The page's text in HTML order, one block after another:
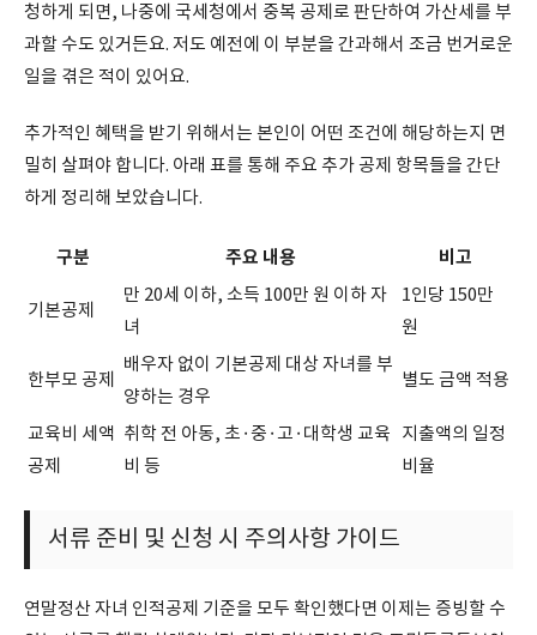
청하게 되면, 나중에 국세청에서 중복 공제로 판단하여 가산세를 부
과할 수도 있거든요. 저도 예전에 이 부분을 간과해서 조금 번거로운
일을 겪은 적이 있어요.
추가적인 혜택을 받기 위해서는 본인이 어떤 조건에 해당하는지 면
밀히 살펴야 합니다. 아래 표를 통해 주요 추가 공제 항목들을 간단
하게 정리해 보았습니다.
구분 주요 내용 비고
기본공제
만 20세 이하, 소득 100만 원 이하 자
녀
1인당 150만
원
한부모 공제
배우자 없이 기본공제 대상 자녀를 부
양하는 경우
별도 금액 적용
교육비 세액
공제
취학 전 아동, 초·중·고·대학생 교육
비 등
지출액의 일정
비율
서류 준비 및 신청 시 주의사항 가이드
연말정산 자녀 인적공제 기준을 모두 확인했다면 이제는 증빙할 수